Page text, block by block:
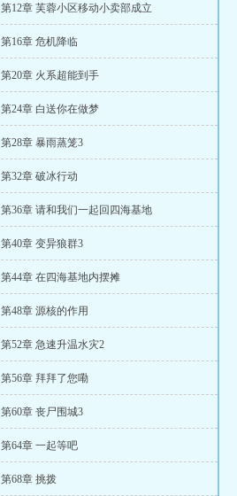
第12章 芙蓉小区移动小卖部成立
第16章 危机降临
第20章 火系超能到手
第24章 白送你在做梦
第28章 暴雨蒸笼3
第32章 破冰行动
第36章 请和我们一起回四海基地
第40章 变异狼群3
第44章 在四海基地内摆摊
第48章 源核的作用
第52章 急速升温水灾2
第56章 拜拜了您嘞
第60章 丧尸围城3
第64章 一起等吧
第68章 挑拨